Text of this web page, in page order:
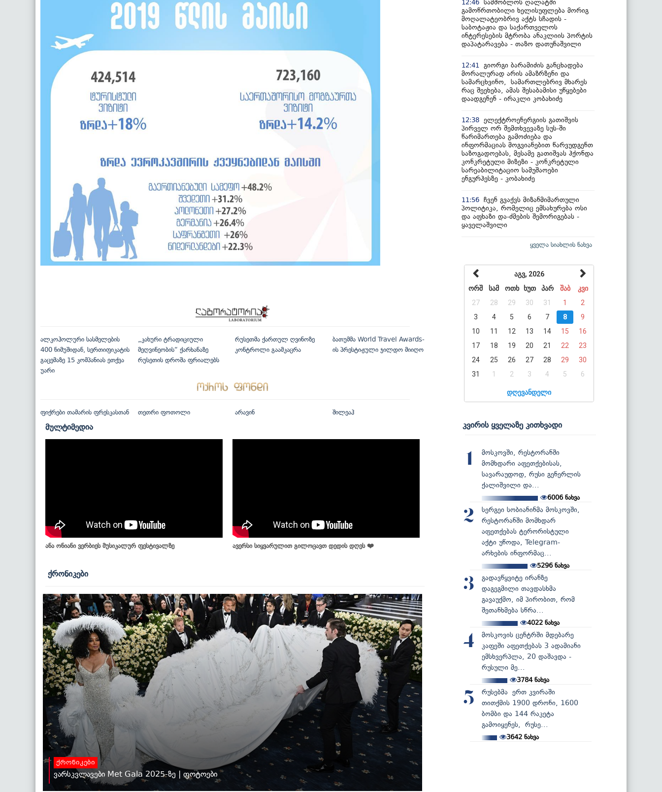
ალკოჰოლური სასმელების
400 ნიმუშიდან, სერთიფიკატის
გაცემაზე 15 კომპანიას ეთქვა
უარი
„კახური ტრადიციული
მეღვინეობის“ ქარხანაზე
რუსეთის დროშა ფრიალებს
რუსეთმა ქართულ ღვინოზე
კონტროლი გაამკაცრა
ბათუმმა World Travel Awards-
ის პრესტიჟული ჯილდო მიიღო
ფიქრები თამარის ფრესკასთან თეთრი ფოთოლი არავინ შილეაჰ
მულტიმედია
ანა ონიანი ვერბიეს მუსიკალურ ფესტივალზე ავერსი სიყვარულით გილოცავთ დედის დღეს ❤️
ქრონიკები
ქრონიკები
ვარსკვლავები Met Gala 2025-ზე | ფოტოები
12:46 სამშობლოს ღალატში
გამოწრთობილი ხელისუფლება მორიგ
მოღალატეობრივ აქტს სჩადის -
საბოტაჟია და საქართველოს
ინტერესების მტრობა ანაკლიის პორტის
დაპატარავება - თაზო დათუნაშვილი
12:41
გიორგი ბარამიძის განცხადება
მორალურად არის ამაზრზენი და
სამარცხვინო, სამართლებრივ მხარეს
რაც შეეხება, ამას შესაბამისი უწყებები
დაადგენენ - ირაკლი კობახიძე
12:38 ელექტროენერგიის გათიშვის
პირველ ორ შემთხვევაზე სუს-ში
წარიმართება გამოძიება და
ინფორმაციას მოგვიანებით წარვუდგენთ
საზოგადოებას, მესამე გათიშვას ჰქონდა
კონკრეტული მიზეზი - კონკრეტული
სარეაბილიტაციო სამუშაოები
ენგურჰესზე - კობახიძე
11:56 ჩვენ გვაქვს მიზანმიმართული
პოლიტიკა, რომელიც ემსახურება ოსი
და აფხაზი და-ძმების შემორიგებას -
ყაველაშვილი
ყველა სიახლის ნახვა
აგვ, 2026
ორშ
სამ ოთხ ხუთ პარ შაბ
კვი
27
28 29 30 31 1
2
3
4 5 6 7 8
9
10
11 12 13 14 15
16
17
18 19 20 21 22
23
24
25 26 27 28 29
30
31
1 2 3 4 5 6
დღევანდელი
კვირის ყველაზე კითხვადი
1
მოსკოვში, რესტორანში
მომხდარი აფეთქებისას,
სავარაუდოდ, რუსი გენერლის
ქალიშვილი და...
6006ნახვა
2
სერგეი სობიანინმა მოსკოვში,
რესტორანში მომხდარ
აფეთქებას ტერორისტული
აქტი უწოდა, Telegram-
არხების ინფორმაც...
5296ნახვა
3
გადავწყვიტე ირანზე
დაგეგმილი თავდასხმა
გავაუქმო, იმ პირობით, რომ
შეთანხმება სწრა...
4022ნახვა
4
მოსკოვის ცენტრში მდებარე
კაფეში აფეთქებას 3 ადამიანი
ემსხვერპლა, 20 დაშავდა -
რუსული მე...
3784ნახვა
5
რუსებმა ერთ კვირაში
თითქმის 1900 დრონი, 1600
ბომბი და 144 რაკეტა
გამოიყენეს, რუსე...
3642 ნახვა